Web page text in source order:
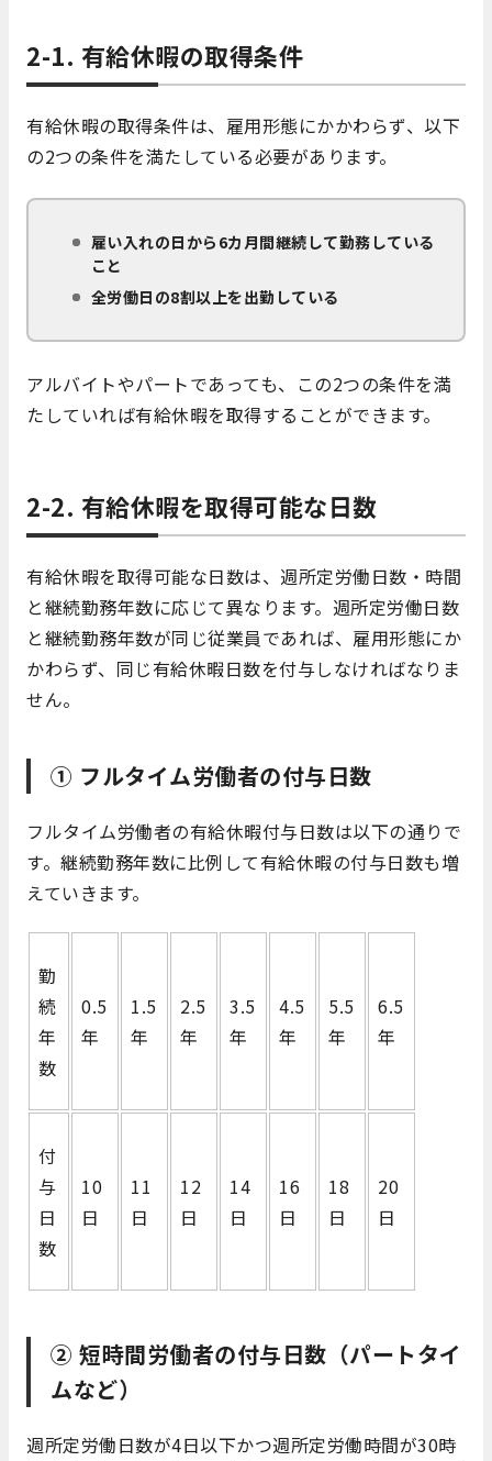
2-1. 有給休暇の取得条件
有給休暇の取得条件は、雇用形態にかかわらず、以下
の2つの条件を満たしている必要があります。
雇い入れの日から6カ月間継続して勤務している
こと
全労働日の8割以上を出勤している
アルバイトやパートであっても、この2つの条件を満
たしていれば有給休暇を取得することができます。
2-2. 有給休暇を取得可能な日数
有給休暇を取得可能な日数は、週所定労働日数・時間
と継続勤務年数に応じて異なります。週所定労働日数
と継続勤務年数が同じ従業員であれば、雇用形態にか
かわらず、同じ有給休暇日数を付与しなければなりま
せん。
① フルタイム労働者の付与日数
フルタイム労働者の有給休暇付与日数は以下の通りで
す。継続勤務年数に比例して有給休暇の付与日数も増
えていきます。
勤
続
年
数
0.5
年
1.5
年
2.5
年
3.5
年
4.5
年
5.5
年
6.5
年
付
与
日
数
10
日
11
日
12
日
14
日
16
日
18
日
20
日
② 短時間労働者の付与日数（パートタイ
ムなど）
週所定労働日数が4日以下かつ週所定労働時間が30時